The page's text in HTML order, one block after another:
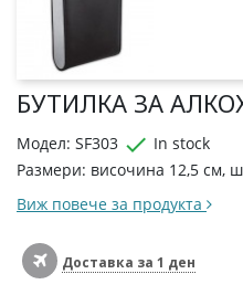
БУТИЛКА ЗА
Модел: SF303  In stock
Размери: височина 12,5 см,
Виж повече за продукта
Доставка за 1 ден